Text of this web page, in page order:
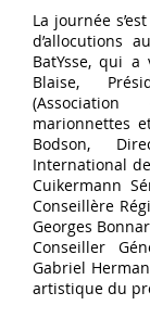
La journée
d’allocutions
BatYsse, qui
Blaise,
marionnettes
Bodson,
International
Cuikermann
Conseillère
Georges
Conseiller
Gabriel
artistique du